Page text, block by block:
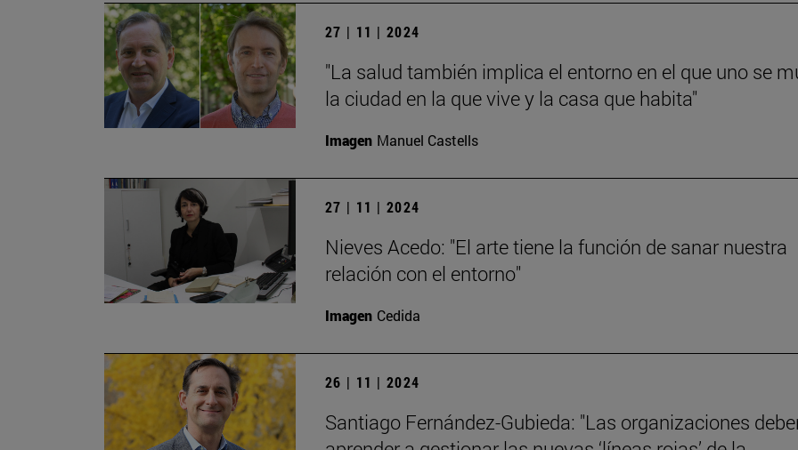
27 | 11 | 2024
"La salud también implica el entorno en el que uno se
la ciudad en la que vive y la casa que habita"
Imagen Manuel Castells
27 | 11 | 2024
Nieves Acedo: "El arte tiene la función de sanar nuestra
relación con el entorno"
Imagen Cedida
26 | 11 | 2024
Santiago Fernández-Gubieda: "Las organizaciones